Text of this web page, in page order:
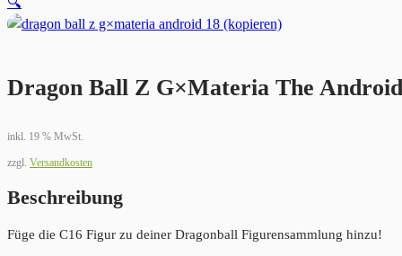
Dragon Ball Z G×Materia The
inkl. 19 % MwSt.
zzgl. Versandkosten
Beschreibung
Füge die C16 Figur zu deiner Dragonball Figurensammlung hinzu!